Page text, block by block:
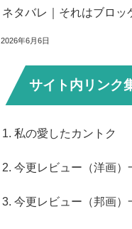
ネタバレ｜それはブロッ
2026年6月6日
サイト内リンク
1. 私の愛したカントク
2. 今更レビュー（洋画）
3. 今更レビュー（邦画）